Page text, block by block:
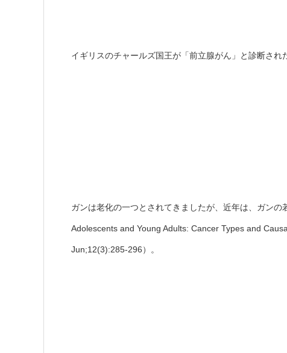
イギリスのチャールズ国王が「前立腺がん」と診断され
ガンは老化の一つとされてきましたが、近年は、ガン
Adolescents and Young Adults: Cancer Types and
Jun;12(3):285-296）。